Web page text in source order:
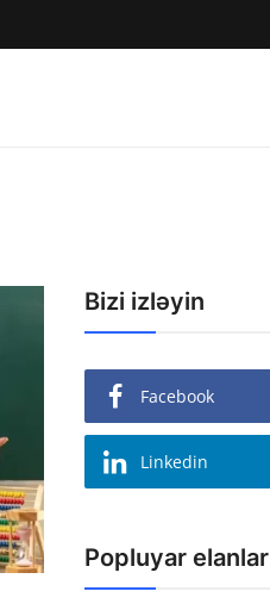
Bizi izləyin
Facebook
Linkedin
Popluyar elanlar